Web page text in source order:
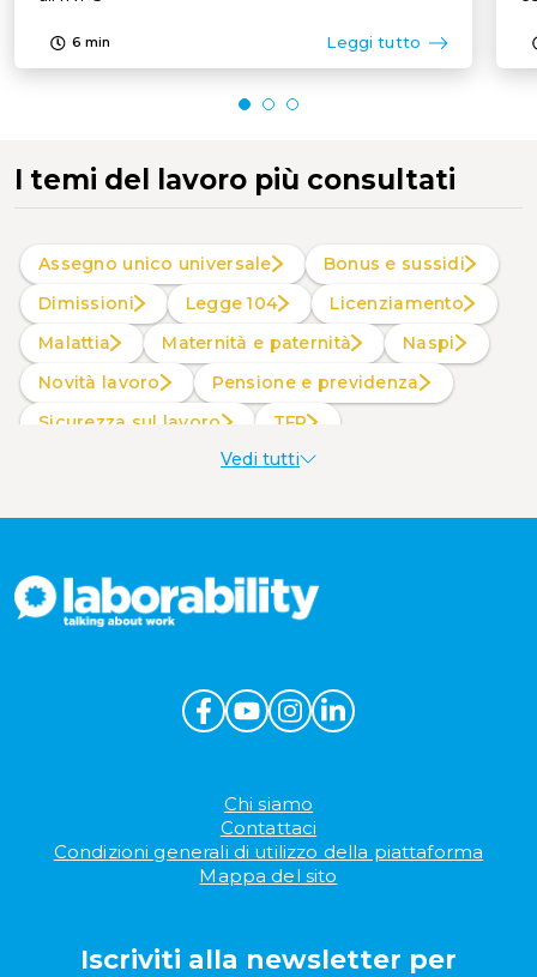
6 min Leggi tutto
I temi del lavoro più consultati
Assegno unico universale
Bonus e sussidi
Dimissioni
Legge 104
Licenziamento
Malattia
Maternità e paternità
Naspi
Novità lavoro
Pensione e previdenza
Sicurezza sul lavoro
TFR
Vedi tutti
Chi siamo
Contattaci
Condizioni generali di utilizzo della piattaforma
Mappa del sito
Iscriviti alla newsletter per